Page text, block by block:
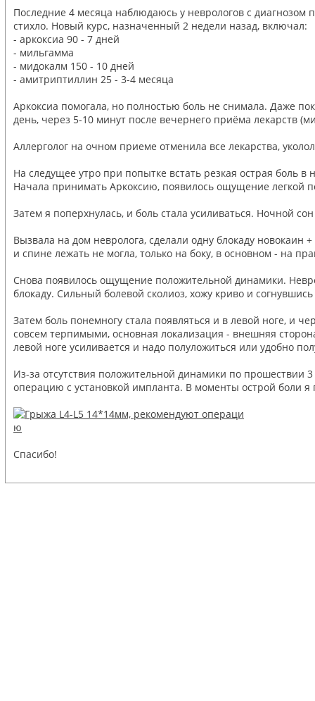
Последние 4 месяца наблюдаюсь у неврологов с
стихло. Новый курс, назначенный 2 недели назад, включал:
- аркоксиа 90 - 7 дней
- мильгамма
- мидокалм 150 - 10 дней
- амитриптиллин 25 - 3-4 месяца
Аркоксиа помогала, но полностью боль не снимала. Даже
день, через 5-10 минут после вечернего приёма лекарств
Аллерголог на очном приеме отменила все лекарства,
На следущее утро при попытке встать резкая острая боль
Начала принимать Аркоксию, появилось ощущение легкой
Затем я поперхнулась, и боль стала усиливаться. Ночной
Вызвала на дом невролога, сделали одну блокаду новокаин
и спине лежать не могла, только на боку, в основном - на
Снова появилось ощущение положительной динамики.
блокаду. Сильный болевой сколиоз, хожу криво и
Затем боль понемногу стала появляться и в левой ноге, и
совсем терпимыми, основная локализация - внешняя
левой ноге усиливается и надо полуложиться или удобно
Из-за отсутствия положительной динамики по прошествии
операцию с установкой импланта. В моменты острой боли я
Спасибо!